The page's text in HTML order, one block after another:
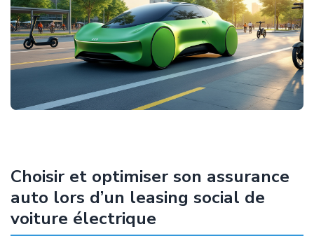
Choisir et optimiser son assurance
auto lors d’un leasing social de
voiture électrique